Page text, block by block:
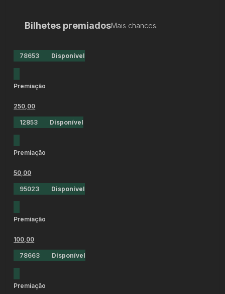
Bilhetes premiadosMais chances.
78653 Disponível
Premiação
250,00
12853 Disponível
Premiação
50,00
95023 Disponível
Premiação
100,00
78663 Disponível
Premiação